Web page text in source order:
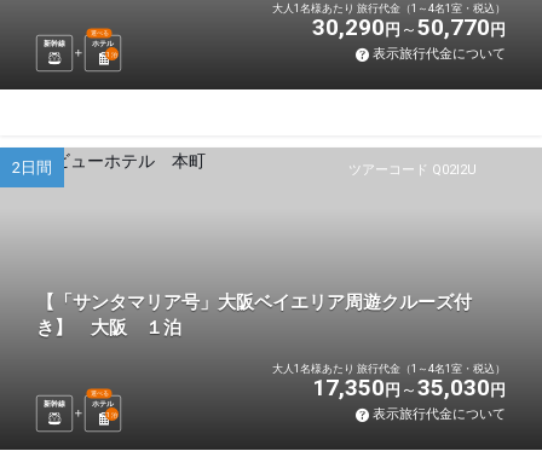
新幹線 ホテル
選べる
1 泊
大人1名様あたり 旅行代金（1～4名1室・税込）
30,290 円 50,770 円
表示旅行代金について
ツアーコード Q02I2U
2日間
【「サンタマリア号」大阪ベイエリア周遊クルーズ付
き】 大阪 １泊
新幹線 ホテル
選べる
1 泊
大人1名様あたり 旅行代金（1～4名1室・税込）
17,350 円 35,030 円
表示旅行代金について